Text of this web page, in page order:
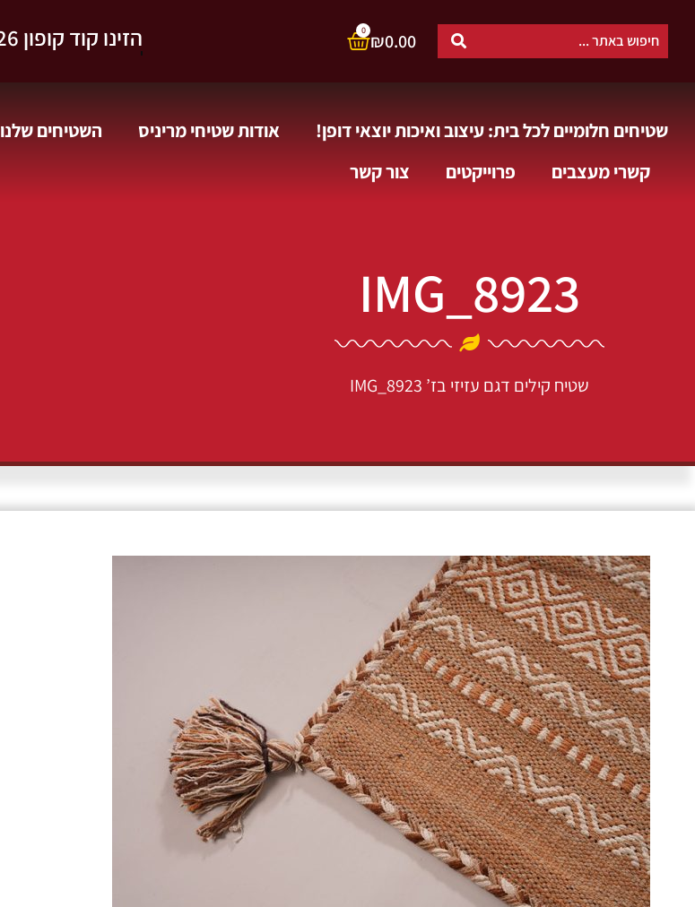
₪0.00
0 וקבלו 10% הנחה.
שטיחים חלומיים לכל בית: עיצוב ואיכות יוצאי דופן! אודות שטיחי מריניס השטיחים שלנו
קשרי מעצבים
פרוייקטים צור קשר
IMG_8923
שטיח קילים דגם עזיזי בז’ IMG_8923